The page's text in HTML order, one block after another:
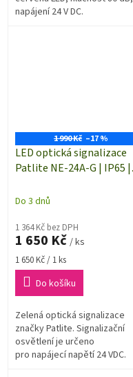
napájení 24 V DC.
1 990 Kč –17 %
LED optická signalizace
Patlite NE-24A-G | IP65 |
V/DC | Ø 56 x 61 mm
Do 3 dnů
1 364 Kč bez DPH
1 650 Kč / ks
Měrná
cena:
1 650 Kč / 1 ks
Do košíku
Zelená optická signalizace
značky Patlite. Signalizační
osvětlení je určeno
pro napájecí napětí 24 VDC.